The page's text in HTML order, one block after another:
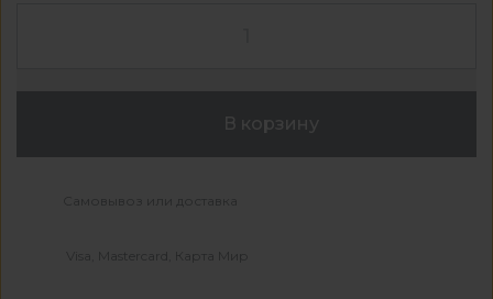
В корзину
Самовывоз или доставка
Visa, Mastercard, Карта Мир